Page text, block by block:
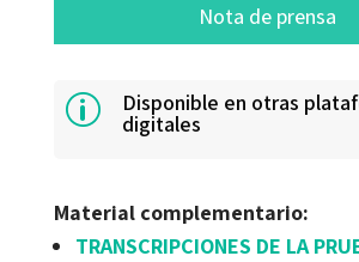
Nota de prensa
p Disponible en otras
digitales
Material complementario:
TRANSCRIPCIONES DE LA